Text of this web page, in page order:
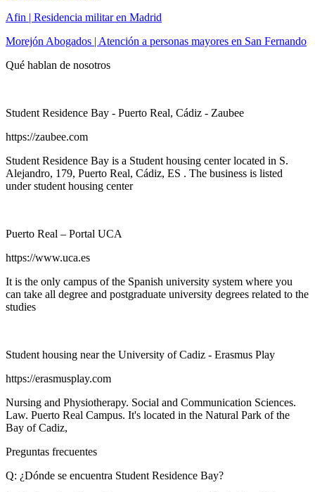
Afin | Residencia militar en Madrid
Morejón Abogados | Atención a personas mayores en San Fernando
Qué hablan de nosotros
Student Residence Bay - Puerto Real, Cádiz - Zaubee
https://zaubee.com
Student Residence Bay is a Student housing center located in S.
Alejandro, 179, Puerto Real, Cádiz, ES . The business is listed
under student housing center
Puerto Real – Portal UCA
https://www.uca.es
It is the only campus of the Spanish university system where you
can take all degree and postgraduate university degrees related to the
studies
Student housing near the University of Cadiz - Erasmus Play
https://erasmusplay.com
Nursing and Physiotherapy. Social and Communication Sciences.
Law. Puerto Real Campus. It's located in the Natural Park of the
Bay of Cadiz,
Preguntas frecuentes
Q: ¿Dónde se encuentra Student Residence Bay?